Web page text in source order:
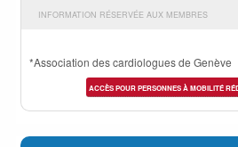
INFORMATION RÉSERVÉE AUX MEMBRES
*Association des cardiologues de Genève
ACCÈS POUR PERSONNES À MOBILITÉ